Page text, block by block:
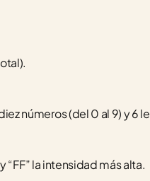
(del 0 al 9) y 6
la intensidad más alta.